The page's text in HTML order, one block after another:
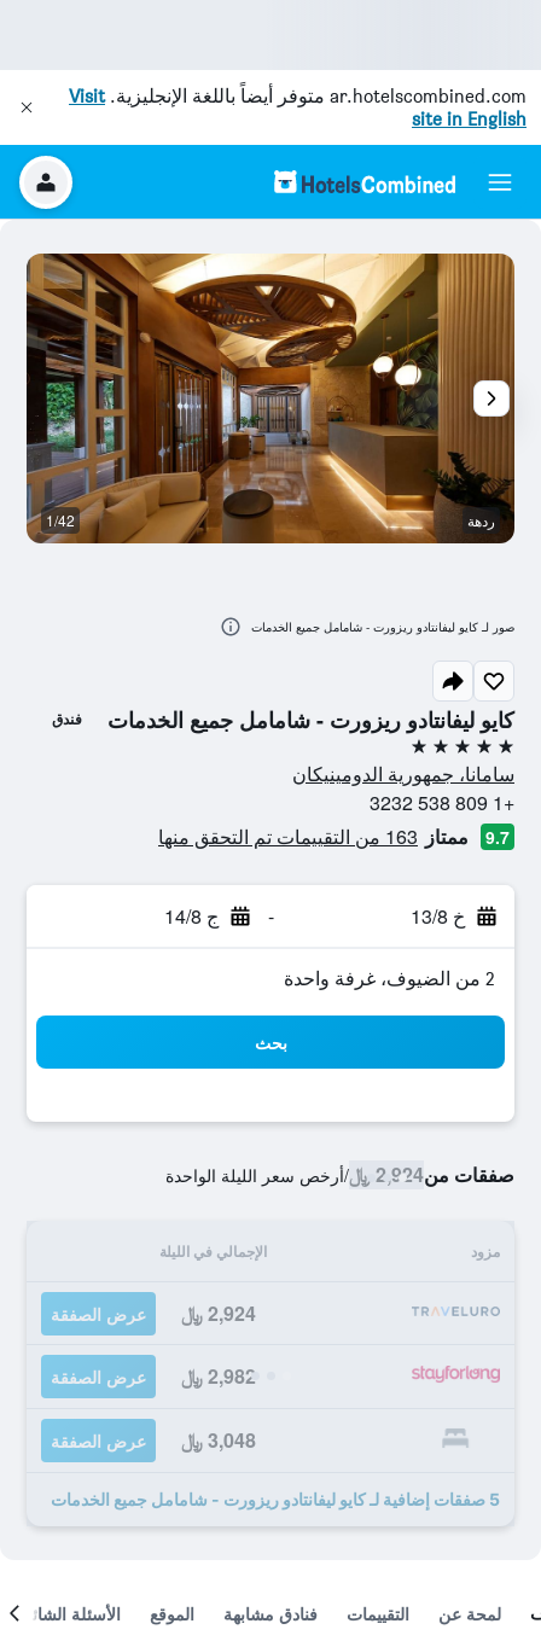
ar.hotelscombined.com متوفر أيضاً باللغة الإنجليزية.Visit
site in English
كايو ليفانتادو ريزورت - شامامل جميع الخدمات فندق
5 نجوم
سامانا، جمهورية الدومينيكان
+1 809 538 3232
9.7 ممتاز 163 من التقييمات تم التحقق منها
خ 13/8 - ج 14/8
2 من الضيوف، غرفة واحدة
بحث
صفقات من2,924 ﷼ /أرخص سعر الليلة الواحدة
مزود الإجمالي في الليلة
2,924 ﷼ عرض الصفقة
2,982 ﷼ عرض الصفقة
3,048 ﷼ عرض الصفقة
5 صفقات إضافية لـ كايو ليفانتادو ريزورت - شامامل جميع الخدمات
ردهة 1/42
صور لـ كايو ليفانتادو ريزورت - شامامل جميع الخدمات
لمحة عن التقييمات فنادق مشابهة الموقع الأسئلة الشائعة